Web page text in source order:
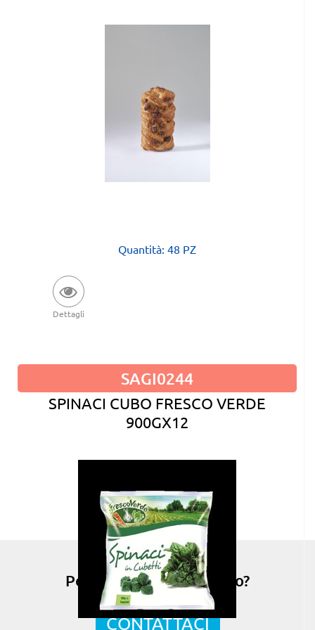
Quantità: 48 PZ
Dettagli
SAGI0244
SPINACI CUBO FRESCO VERDE
900GX12
Possiamo esserti di aiuto?
CONTATTACI